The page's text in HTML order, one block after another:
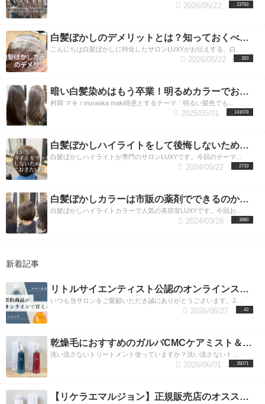
23783
2026/05/22
白髪ぼかしのデメリットとは？知っておくべき5つの項目をプロが解説
こんにちは白髪ぼかしに特化したサロンLUXYがお伝えする、白...
283
2026/05/22
暗い白髪染めはもう卒業！明るめカラーでお洒落を楽しみたい大人女性のご希望を叶えます。
村岡 マキ / muraoka maki得意とするテーマ「明るい髪色でも...
141678
2025/05/01
白髪ぼかしハイライトをして後悔しないために抑えておきたいポイント
白髪ぼかしハイライトが専門のサロンLUXYです。今回のテーマ...
2733
2024/05/22
白髪ぼかしカラーは市販の薬剤でできるのか？話題のカラーを美容師が解説
白髪ぼかしハイライトカラーで人気の美容室LUXYです。今回お...
3880
2024/03/28
新着記事
リトルサイエンティスト公認のオンラインストアに認定されました
いつも当サロンをご愛顧いただき誠にありがとうございます。2...
43
2026/06/27
乾燥毛におすすめのガルバCMCケアミスト＆ガルバCMCケアエマルジョンとは？洗い流さないトリートメントで髪質改善
洗い流さないトリートメント使っていますか？洗い流さないト...
35071
2026/06/01
【リケラエマルジョン】正規販売店のオススメ使用方法＆内容成分とその効果。渋谷リケラエマルジョン取り扱い店